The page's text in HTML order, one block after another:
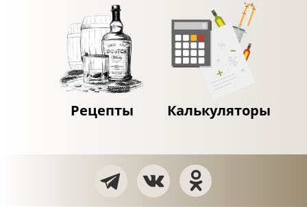
Рецепты Калькуляторы